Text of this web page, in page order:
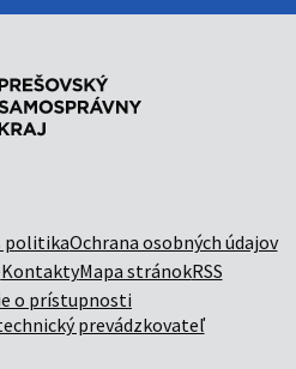
politikaOchrana osobných údajov
KontaktyMapa stránokRSS
o prístupnosti
prevádzkovateľ